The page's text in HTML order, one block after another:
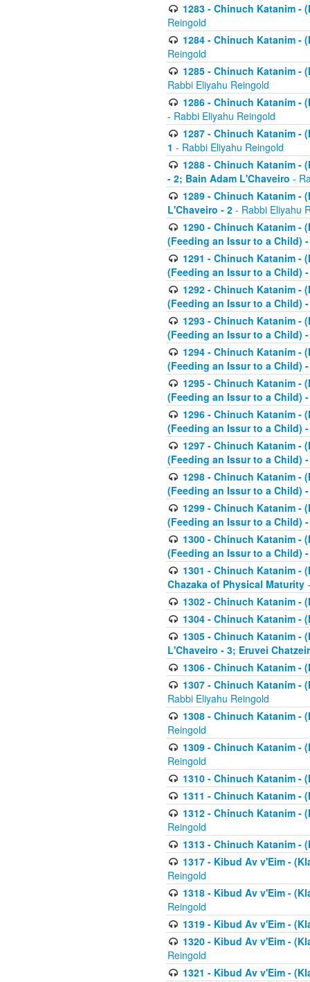
1283 - Chinuch Katanim -
Reingold
1284 - Chinuch Katanim -
Reingold
1285 - Chinuch Katanim -
Rabbi Eliyahu Reingold
1286 - Chinuch Katanim -
- Rabbi Eliyahu Reingold
1287 - Chinuch Katanim -
1 - Rabbi Eliyahu Reingold
1288 - Chinuch Katanim -
- 2; Bain Adam L'Chaveiro -
1289 - Chinuch Katanim -
L'Chaveiro - 2 - Rabbi Eliyahu
1290 - Chinuch Katanim -
(Feeding an Issur to a Child)
1291 - Chinuch Katanim -
(Feeding an Issur to a Child)
1292 - Chinuch Katanim -
(Feeding an Issur to a Child)
1293 - Chinuch Katanim -
(Feeding an Issur to a Child)
1294 - Chinuch Katanim -
(Feeding an Issur to a Child)
1295 - Chinuch Katanim -
(Feeding an Issur to a Child)
1296 - Chinuch Katanim -
(Feeding an Issur to a Child)
1297 - Chinuch Katanim -
(Feeding an Issur to a Child)
1298 - Chinuch Katanim -
(Feeding an Issur to a Child)
1299 - Chinuch Katanim -
(Feeding an Issur to a Child)
1300 - Chinuch Katanim -
(Feeding an Issur to a Child)
1301 - Chinuch Katanim -
Chazaka of Physical Maturity
1302 - Chinuch Katanim -
1304 - Chinuch Katanim -
1305 - Chinuch Katanim -
L'Chaveiro - 3; Eruvei
1306 - Chinuch Katanim -
1307 - Chinuch Katanim -
Rabbi Eliyahu Reingold
1308 - Chinuch Katanim -
Reingold
1309 - Chinuch Katanim -
Reingold
1310 - Chinuch Katanim -
1311 - Chinuch Katanim -
1312 - Chinuch Katanim -
Reingold
1313 - Chinuch Katanim -
1317 - Kibud Av v'Eim -
Reingold
1318 - Kibud Av v'Eim -
Reingold
1319 - Kibud Av v'Eim -
1320 - Kibud Av v'Eim -
Reingold
1321 - Kibud Av v'Eim -